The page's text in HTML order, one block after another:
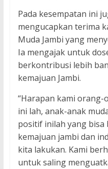
Pada kesempatan ini
mengucapkan terima
Muda Jambi yang
Ia mengajak untuk
berkontribusi lebih
kemajuan Jambi.
“Harapan kami
ini lah, anak-anak
positif inilah yang
kemajuan jambi dan
kita lakukan. Kami
untuk saling